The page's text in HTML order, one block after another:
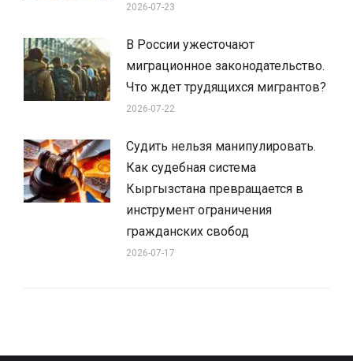
2026-07-23
В России ужесточают
миграционное законодательство.
Что ждет трудящихся мигрантов?
2026-07-22
Судить нельзя манипулировать.
Как судебная система
Кыргызстана превращается в
инструмент ограничения
гражданских свобод
2026-07-17